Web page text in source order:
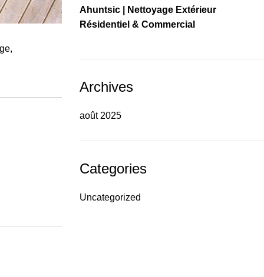
Ahuntsic | Nettoyage Extérieur
Résidentiel & Commercial
Archives
août 2025
Categories
Uncategorized